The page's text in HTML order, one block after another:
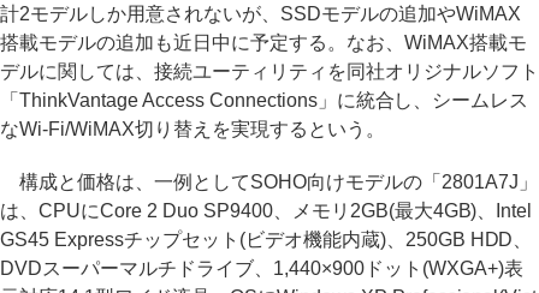
計2モデルしか用意されないが、SSDモデルの追加やWiMAX
搭載モデルの追加も近日中に予定する。なお、WiMAX搭載モ
デルに関しては、接続ユーティリティを同社オリジナルソフト
「ThinkVantage Access Connections」に統合し、シームレス
なWi-Fi/WiMAX切り替えを実現するという。
構成と価格は、一例としてSOHO向けモデルの「2801A7J」
は、CPUにCore 2 Duo SP9400、メモリ2GB(最大4GB)、Intel
GS45 Expressチップセット(ビデオ機能内蔵)、250GB HDD、
DVDスーパーマルチドライブ、1,440×900ドット(WXGA+)表